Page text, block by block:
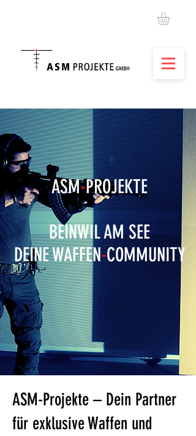
ASM-PROJEKTE
BEINWIL AM SEE
DEINE WAFFEN-COMMUNITY
ASM-Projekte – Dein Partner
für exklusive Waffen und